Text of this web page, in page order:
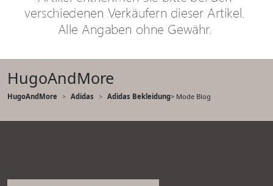
HugoAndMore
HugoAndMore Adidas Adidas Bekleidung> Mode Blog